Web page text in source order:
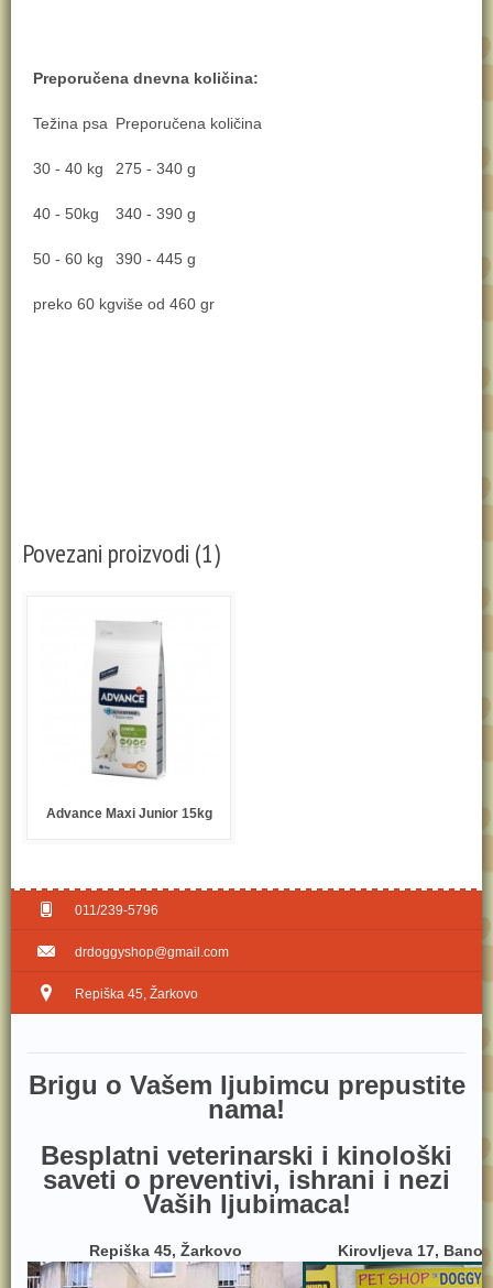
Preporučena dnevna količina:
Težina psa Preporučena količina
30 - 40 kg 275 - 340 g
40 - 50kg 340 - 390 g
50 - 60 kg 390 - 445 g
preko 60 kgviše od 460 gr
Povezani proizvodi (1)
Advance Maxi Junior 15kg
011/239-5796
drdoggyshop@gmail.com
Repiška 45, Žarkovo
Brig​u o Vašem ljubimcu prepustite
nama!
Besplatni veterinarski i kinološki
saveti o preventivi, ishrani i nezi
Vaših ljubimaca!
Repiška 45, Žarkovo Kirovljeva 17,